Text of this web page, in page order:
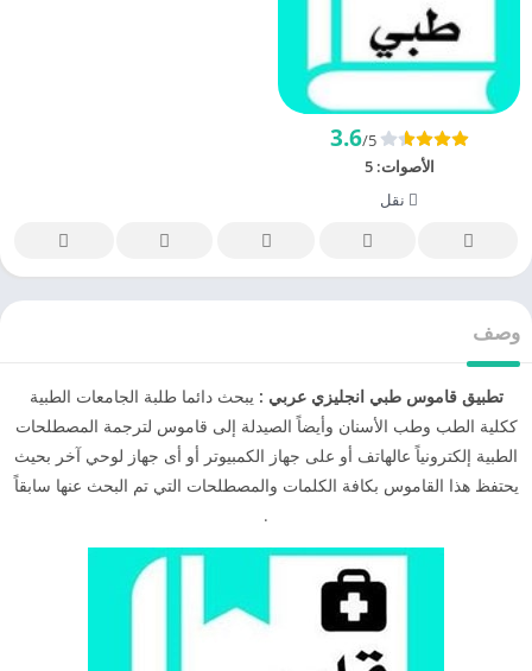
3.6/5
الأصوات:5
نقل
وصف
تطبيق قاموس طبي انجليزي عربي : يبحث دائما طلبة الجامعات الطبية
ككلية الطب وطب الأسنان وأيضاً الصيدلة إلى قاموس لترجمة المصطلحات
الطبية إلكترونياً عالهاتف أو على جهاز الكمبيوتر أو أى جهاز لوحي آخر بحيث
يحتفظ هذا القاموس بكافة الكلمات والمصطلحات التي تم البحث عنها سابقاً
.